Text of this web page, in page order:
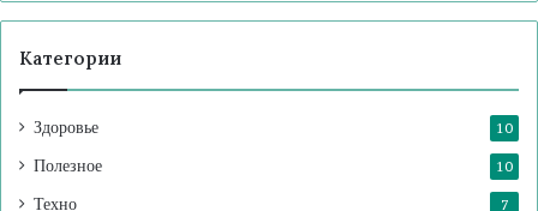
Категории
Здоровье 10
Полезное 10
Техно 7